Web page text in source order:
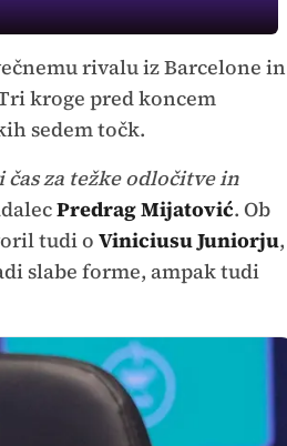
rivalu iz Barcelone in
kroge pred koncem
sedem točk.
za težke odločitve in
Predrag Mijatović. Ob
tudi o Viniciusu Juniorju,
slabe forme, ampak tudi